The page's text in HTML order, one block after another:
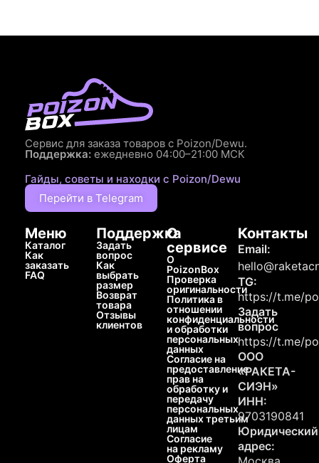
Сервис для заказа товаров с Poizon/Dewu.
Поддержка: ежедневно 04:00–21:00 МСК
Гайды, советы и находки с Poizon/Dewu
Перейти в Telegram
Меню
Каталог
Как
заказать
FAQ
Поддержка
Задать
вопрос
Как
выбрать
размер
Возврат
товара
Отзывы
клиентов
О
сервисе
О
PoizonBox
Проверка
оригинальности
Политика в
отношении
конфиденциальности
и обработки
персональных
данных
Согласие на
предоставление
прав на
обработку и
передачу
персональных
данных третьим
лицам
Согласие
на рекламу
Оферта
Контакты
Email:
TG:
https://t.me/
Задать
вопрос
https://t.me/
ООО
«РАКЕТА-
СИЭН»
ИНН:
9703190841
Юридический
адрес: